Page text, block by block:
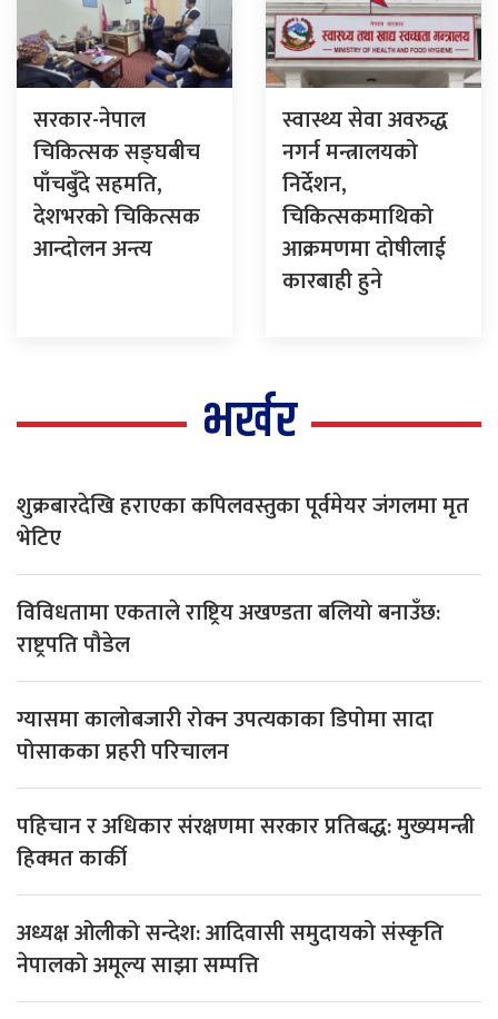
सरकार-नेपाल
चिकित्सक सङ्घबीच
पाँचबुँदे सहमति,
देशभरको चिकित्सक
आन्दोलन अन्त्य
स्वास्थ्य सेवा अवरुद्ध
नगर्न मन्त्रालयको
निर्देशन,
चिकित्सकमाथिको
आक्रमणमा दोषीलाई
कारबाही हुने
भर्खर
शुक्रबारदेखि हराएका कपिलवस्तुका पूर्वमेयर जंगलमा मृत
भेटिए
विविधतामा एकताले राष्ट्रिय अखण्डता बलियो बनाउँछ:
राष्ट्रपति पौडेल
ग्यासमा कालोबजारी रोक्न उपत्यकाका डिपोमा सादा
पोसाकका प्रहरी परिचालन
पहिचान र अधिकार संरक्षणमा सरकार प्रतिबद्ध: मुख्यमन्त्री
हिक्मत कार्की
अध्यक्ष ओलीको सन्देश: आदिवासी समुदायको संस्कृति
नेपालको अमूल्य साझा सम्पत्ति